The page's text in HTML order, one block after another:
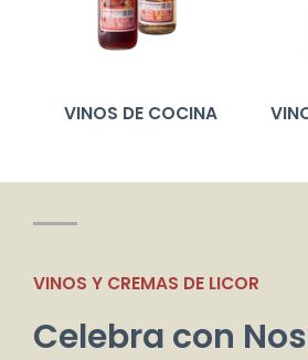
VINOS DE COCINA
VINOS Y CREMAS DE LICOR
Celebra con